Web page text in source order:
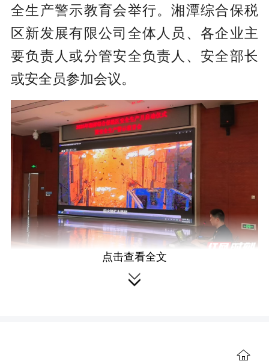
全生产警示教育会举行。湘潭综合保税
区新发展有限公司全体人员、各企业主
要负责人或分管安全负责人、安全部长
或安全员参加会议。
全员观看火灾警示教育片。
点击查看全文
